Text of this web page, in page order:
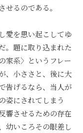
るのである。
愛を思い起こしてゆ
。題に取り込まれた
家系〉というフレー
、小ささと、後に大
告げるなら、当人が
姿にされてしまう
響させるための存在
幼いころその眼差し